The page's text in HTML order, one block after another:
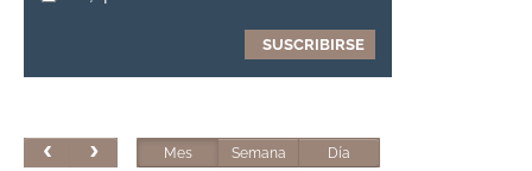
Mes Semana Día